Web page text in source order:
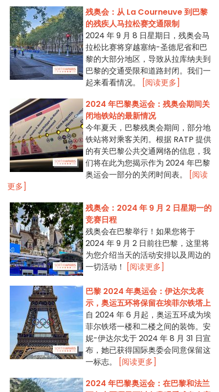
残奥会：从 La Courneuve 到巴黎
的残疾人马拉松赛交通限制
2024 年 9 月 8 日星期日，残奥会马
拉松比赛将穿越塞纳-圣德尼省和巴
黎的大部分地区，导致从拉库纳夫到
巴黎的交通受限和道路封闭。我们一
起来看看情况。
[阅读更多]
2024 年巴黎奥运会：残奥会期间关
闭地铁站的最新情况
今年夏天，巴黎残奥会期间，部分地
铁站将对乘客关闭。根据 RATP 提供
的有关巴黎公共交通网络的信息，我
们将在此为您揭示作为 2024 年巴黎
奥运会一部分的关闭时间表。
[阅读
更多]
残奥会：2024 年 9 月 2 日星期一的
竞赛日程
残奥会在巴黎举行！如果您将于
2024 年 9 月 2 日前往巴黎，这里将
为您介绍当天的活动安排以及周边的
一切活动！
[阅读更多]
巴黎 2024 年奥运会：伊达尔戈表
示，奥运五环将保留在埃菲尔铁塔上
自 2024 年 6 月起，奥运五环成为埃
菲尔铁塔一楼和二楼之间的装饰。安
妮-伊达尔戈于 2024 年 8 月 31 日宣
布，她已获得国际奥委会同意保留这
一标志。
[阅读更多]
2024 年巴黎奥运会：在巴黎和法兰